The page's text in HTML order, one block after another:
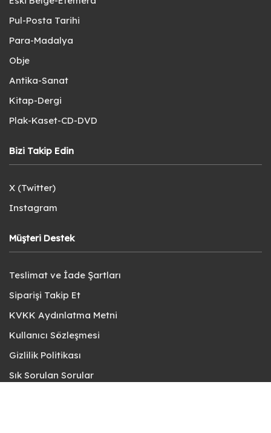
Pul-Posta Tarihi
Para-Madalya
Obje
Antika-Sanat
Kitap-Dergi
Plak-Kaset-CD-DVD
Bizi Takip Edin
X (Twitter)
Instagram
Müşteri Destek
Teslimat ve İade Şartları
Siparişi Takip Et
KVKK Aydınlatma Metni
Kullanıcı Sözleşmesi
Gizlilik Politikası
Sık Sorulan Sorular